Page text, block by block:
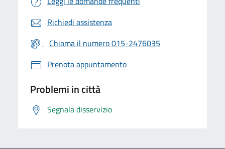
Richiedi assistenza
Chiama il numero 015-2476035
Prenota appuntamento
Problemi in città
Segnala disservizio